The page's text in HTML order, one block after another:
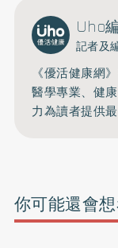
Uho
記者及
《優活健康網
醫學專業、健
力為讀者提供
你可能還會